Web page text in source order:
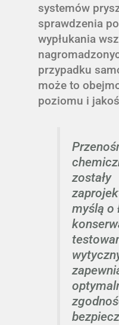
systemów
sprawdzenia
wypłukania
przypadku
może to
poziomu i
zostały
myślą o